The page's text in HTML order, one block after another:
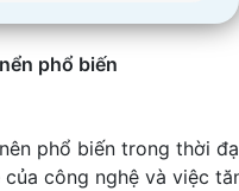
phổ biến
phổ biến trong thời
công nghệ và việc